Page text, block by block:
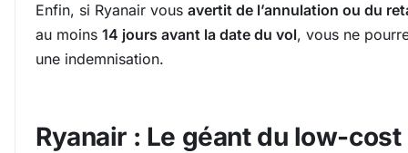
Enfin, si Ryanair vous avertit de l’annulation ou du
au moins 14 jours avant la date du vol, vous ne
une indemnisation.
Ryanair : Le géant du low-cost